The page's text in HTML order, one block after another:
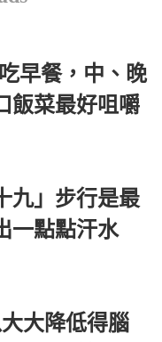
早餐，中、晚
飯菜最好咀嚼
九」步行是最
一點點汗水
大降低得腦